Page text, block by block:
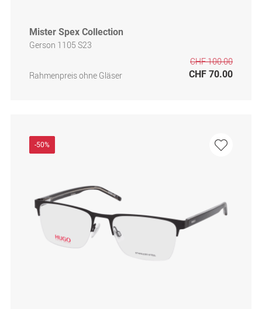
Mister Spex Collection
Gerson 1105 S23
Rahmenpreis ohne Gläser
CHF 100.00
CHF 70.00
-50%